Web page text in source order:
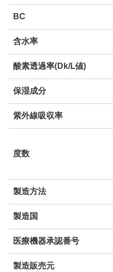
BC
含水率
酸素透過率(Dk/L値)
保湿成分
紫外線吸収率
度数
製造方法
製造国
医療機器承認番号
製造販売元